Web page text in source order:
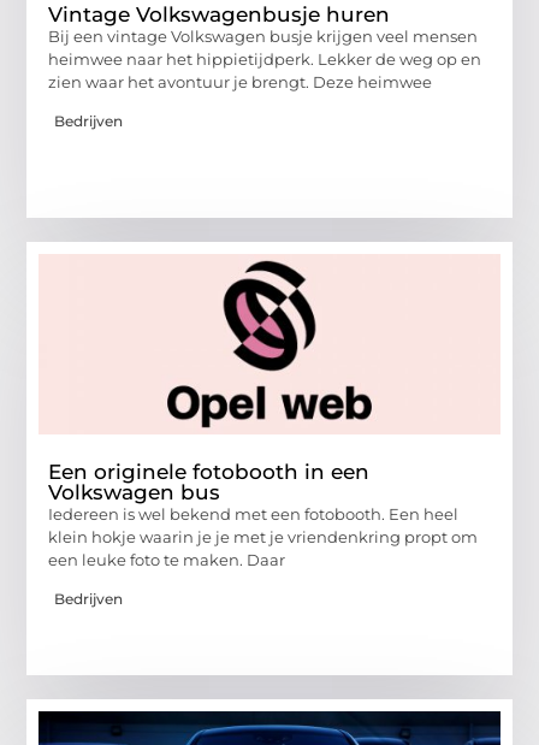
Vintage Volkswagenbusje huren
Bij een vintage Volkswagen busje krijgen veel mensen
heimwee naar het hippietijdperk. Lekker de weg op en
zien waar het avontuur je brengt. Deze heimwee
Bedrijven
Een originele fotobooth in een
Volkswagen bus
Iedereen is wel bekend met een fotobooth. Een heel
klein hokje waarin je je met je vriendenkring propt om
een leuke foto te maken. Daar
Bedrijven